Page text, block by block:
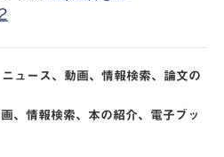
ニュース 、 動画、 情報検索、 論文の
、 情報検索、 本の紹介、 電子ブッ